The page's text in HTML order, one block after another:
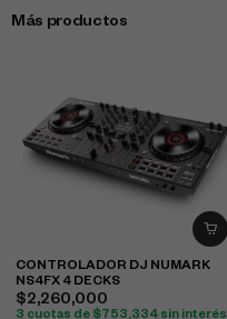
Más productos
CONTROLADOR DJ NUMARK
NS4FX 4 DECKS
$2,260,000
3 cuotas de $ 753,334 sin interés